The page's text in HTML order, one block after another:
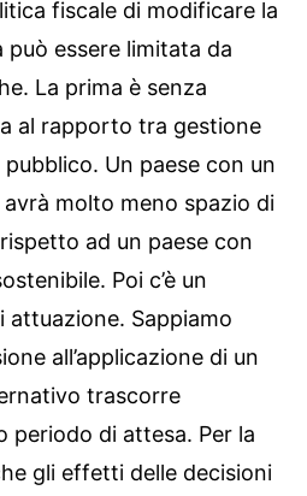
fiscale di modificare la
essere limitata da
La prima è senza
al rapporto tra gestione
Un paese con un
molto meno spazio di
ad un paese con
Poi c’è un
attuazione. Sappiamo
all’applicazione di un
trascorre
periodo di attesa. Per la
gli effetti delle decisioni